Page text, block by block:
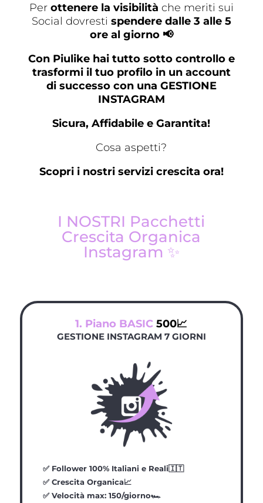
Per ottenere la visibilità che meriti sui
Social dovresti spendere dalle 3 alle 5
ore al giorno 📢
Con Piulike hai tutto sotto controllo e
trasformi il tuo profilo in un account
di successo con una GESTIONE
INSTAGRAM
Sicura, Affidabile e Garantita!
Cosa aspetti?
Scopri i nostri servizi crescita ora!
I NOSTRI Pacchetti
Crescita Organica
Instagram ✨
1. Piano BASIC 500📈
GESTIONE INSTAGRAM 7 GIORNI
✅Follower 100% Italiani e Reali🇮🇹
✅Crescita Organica📈
✅Velocità max: 150/giorno🏎️